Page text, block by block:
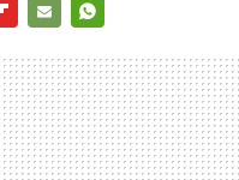
MAIL